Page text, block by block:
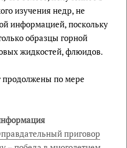
изучения недр, не
информацией, поскольку
образцы горной
жидкостей, флюидов.
продолжены по мере
приговор